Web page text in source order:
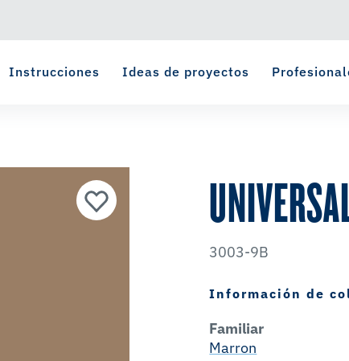
Instrucciones Ideas de proyectos
3003-9B
Información de
Familiar
Marron